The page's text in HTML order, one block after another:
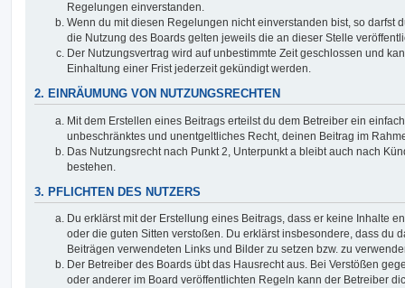
Regelungen einverstanden.
Wenn du mit diesen Regelungen nicht einverstanden bist, so darfst
die Nutzung des Boards gelten jeweils die an dieser Stelle
Der Nutzungsvertrag wird auf unbestimmte Zeit geschlossen und
Einhaltung einer Frist jederzeit gekündigt werden.
2. EINRÄUMUNG VON NUTZUNGSRECHTEN
Mit dem Erstellen eines Beitrags erteilst du dem Betreiber ein
unbeschränktes und unentgeltliches Recht, deinen Beitrag im
Das Nutzungsrecht nach Punkt 2, Unterpunkt a bleibt auch nach
bestehen.
3. PFLICHTEN DES NUTZERS
Du erklärst mit der Erstellung eines Beitrags, dass er keine Inhalte
oder die guten Sitten verstoßen. Du erklärst insbesondere, dass du
Beiträgen verwendeten Links und Bilder zu setzen bzw. zu
Der Betreiber des Boards übt das Hausrecht aus. Bei Verstößen
oder anderer im Board veröffentlichten Regeln kann der Betreiber